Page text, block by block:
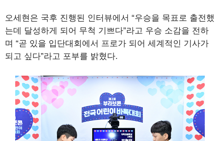
오세현은 국후 진행된 인터뷰에서 “우승을 목표로 출전했
는데 달성하게 되어 무척 기쁘다”라고 우승 소감을 전하
며 “곧 있을 입단대회에서 프로가 되어 세계적인 기사가
되고 싶다”라고 포부를 밝혔다.